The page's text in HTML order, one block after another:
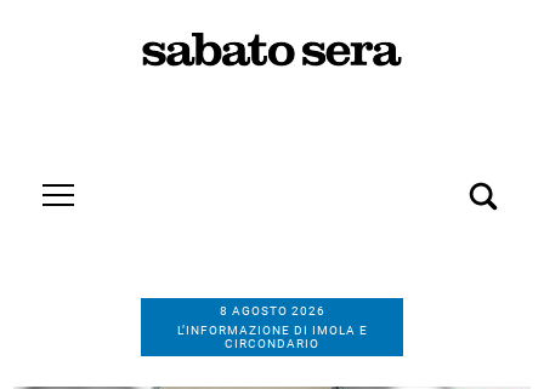
8 AGOSTO 2026
L’INFORMAZIONE DI IMOLA E
CIRCONDARIO